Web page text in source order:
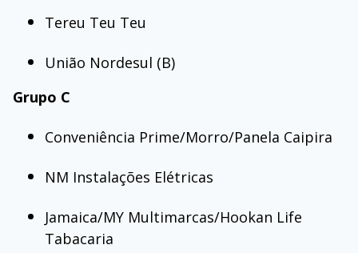
Tereu Teu Teu
União Nordesul (B)
Grupo C
Conveniência Prime/Morro/Panela Caipira
NM Instalações Elétricas
Jamaica/MY Multimarcas/Hookan Life
Tabacaria